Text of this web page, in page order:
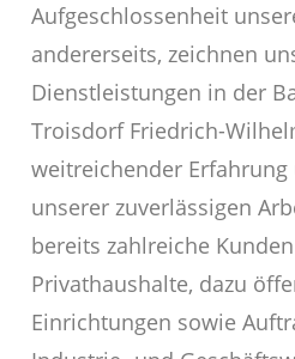
Aufgeschlossenheit
andererseits, zeichnen
Dienstleistungen in der
Troisdorf Friedrich-
weitreichender
unserer zuverlässigen
bereits zahlreiche
Privathaushalte, dazu
Einrichtungen sowie